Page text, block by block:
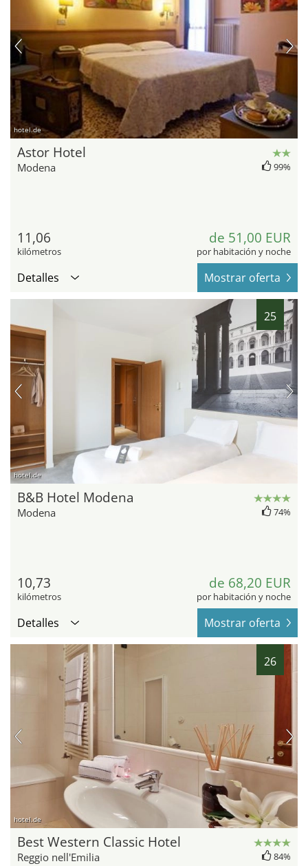
hotel.de
Astor Hotel
Modena 99%
11,06
kilómetros
de 51,00 EUR
por habitación y noche
Detalles Mostrar oferta
25
hotel.de
B&B Hotel Modena
Modena 74%
10,73
kilómetros
de 68,20 EUR
por habitación y noche
Detalles Mostrar oferta
26
hotel.de
Best Western Classic Hotel
Reggio nell'Emilia 84%